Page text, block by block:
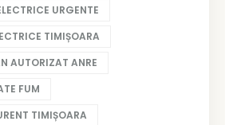
URGENTE
TIMIȘOARA
AUTORIZAT ANRE
FUM
TIMIȘOARA